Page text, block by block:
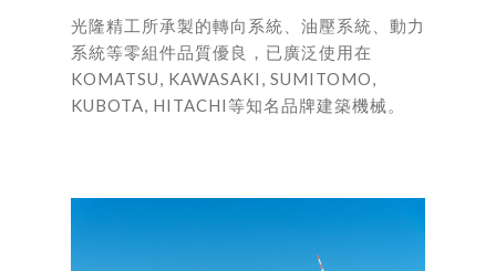
光隆精工所承製的轉向系統、油壓系統、動力
系統等零組件品質優良，已廣泛使用在
KOMATSU, KAWASAKI, SUMITOMO,
KUBOTA, HITACHI等知名品牌建築機械。